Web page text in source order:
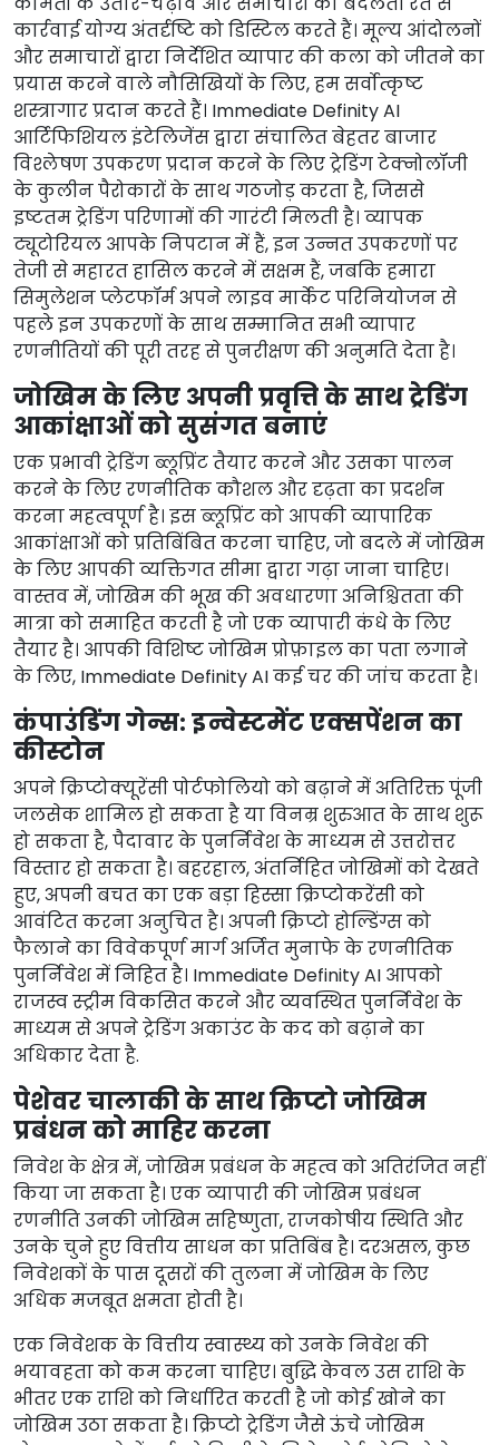
कार्रवाई योग्य अंतर्दृष्टि को डिस्टिल करते हैं। मूल्य आंदोलनों
और समाचारों द्वारा निर्देशित व्यापार की कला को जीतने का
प्रयास करने वाले नौसिखियों के लिए, हम सर्वोत्कृष्ट
शस्त्रागार प्रदान करते हैं। Immediate Definity AI
आर्टिफिशियल इंटेलिजेंस द्वारा संचालित बेहतर बाजार
विश्लेषण उपकरण प्रदान करने के लिए ट्रेडिंग टेक्नोलॉजी
के कुलीन पैरोकारों के साथ गठजोड़ करता है, जिससे
इष्टतम ट्रेडिंग परिणामों की गारंटी मिलती है। व्यापक
ट्यूटोरियल आपके निपटान में हैं, इन उन्नत उपकरणों पर
तेजी से महारत हासिल करने में सक्षम हैं, जबकि हमारा
सिमुलेशन प्लेटफॉर्म अपने लाइव मार्केट परिनियोजन से
पहले इन उपकरणों के साथ सम्मानित सभी व्यापार
रणनीतियों की पूरी तरह से पुनरीक्षण की अनुमति देता है।
जोखिम के लिए अपनी प्रवृत्ति के साथ ट्रेडिंग
आकांक्षाओं को सुसंगत बनाएं
एक प्रभावी ट्रेडिंग ब्लूप्रिंट तैयार करने और उसका पालन
करने के लिए रणनीतिक कौशल और दृढ़ता का प्रदर्शन
करना महत्वपूर्ण है। इस ब्लूप्रिंट को आपकी व्यापारिक
आकांक्षाओं को प्रतिबिंबित करना चाहिए, जो बदले में जोखिम
के लिए आपकी व्यक्तिगत सीमा द्वारा गढ़ा जाना चाहिए।
वास्तव में, जोखिम की भूख की अवधारणा अनिश्चितता की
मात्रा को समाहित करती है जो एक व्यापारी कंधे के लिए
तैयार है। आपकी विशिष्ट जोखिम प्रोफ़ाइल का पता लगाने
के लिए, Immediate Definity AI कई चर की जांच करता है।
कंपाउंडिंग गेन्स: इन्वेस्टमेंट एक्सपेंशन का
कीस्टोन
अपने क्रिप्टोक्यूरेंसी पोर्टफोलियो को बढ़ाने में अतिरिक्त पूंजी
जलसेक शामिल हो सकता है या विनम्र शुरुआत के साथ शुरू
हो सकता है, पैदावार के पुनर्निवेश के माध्यम से उत्तरोत्तर
विस्तार हो सकता है। बहरहाल, अंतर्निहित जोखिमों को देखते
हुए, अपनी बचत का एक बड़ा हिस्सा क्रिप्टोकरेंसी को
आवंटित करना अनुचित है। अपनी क्रिप्टो होल्डिंग्स को
फैलाने का विवेकपूर्ण मार्ग अर्जित मुनाफे के रणनीतिक
पुनर्निवेश में निहित है। Immediate Definity AI आपको
राजस्व स्ट्रीम विकसित करने और व्यवस्थित पुनर्निवेश के
माध्यम से अपने ट्रेडिंग अकाउंट के कद को बढ़ाने का
अधिकार देता है.
पेशेवर चालाकी के साथ क्रिप्टो जोखिम
प्रबंधन को माहिर करना
निवेश के क्षेत्र में, जोखिम प्रबंधन के महत्व को अतिरंजित नहीं
किया जा सकता है। एक व्यापारी की जोखिम प्रबंधन
रणनीति उनकी जोखिम सहिष्णुता, राजकोषीय स्थिति और
उनके चुने हुए वित्तीय साधन का प्रतिबिंब है। दरअसल, कुछ
निवेशकों के पास दूसरों की तुलना में जोखिम के लिए
अधिक मजबूत क्षमता होती है।
एक निवेशक के वित्तीय स्वास्थ्य को उनके निवेश की
भयावहता को कम करना चाहिए। बुद्धि केवल उस राशि के
भीतर एक राशि को निर्धारित करती है जो कोई खोने का
जोखिम उठा सकता है। क्रिप्टो ट्रेडिंग जैसे ऊंचे जोखिम